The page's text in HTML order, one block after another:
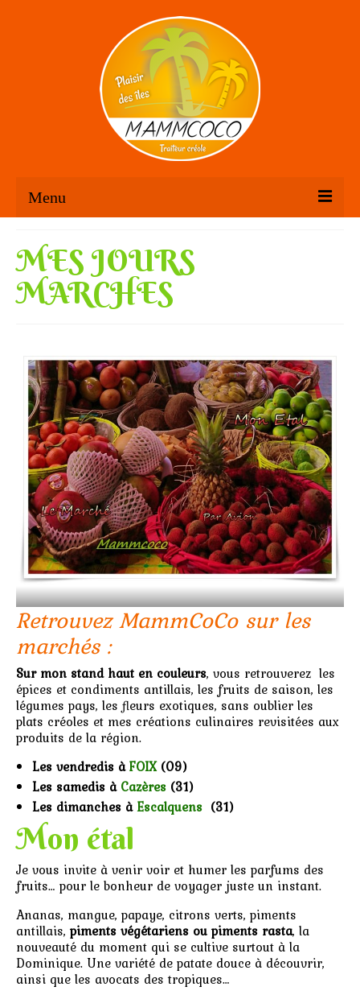
Menu
Mamm’ Coco
Créations
Marchés
Contact
MES JOURS
MARCHES
Retrouvez MammCoCo sur les
marchés :
Sur mon stand haut en couleurs, vous retrouverez les
épices et condiments antillais, les fruits de saison, les
légumes pays, les fleurs exotiques, sans oublier les
plats créoles et mes créations culinaires revisitées aux
produits de la région.
Les vendredis àFOIX (09)
Les samedis àCazères (31)
Les dimanches àEscalquens (31)
Mon étal
Je vous invite à venir voir et humer les parfums des
fruits… pour le bonheur de voyager juste un instant.
Ananas, mangue, papaye, citrons verts, piments
antillais, piments végétariens ou piments rasta, la
nouveauté du moment qui se cultive surtout à la
Dominique. Une variété de patate douce à découvrir,
ainsi que les avocats des tropiques…